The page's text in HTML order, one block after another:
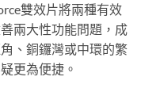
雙效片將兩種有效
兩大性功能問題，成
、銅鑼灣或中環的繁
更為便捷。